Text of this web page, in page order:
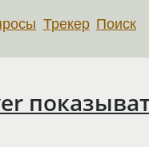
Трекер Поиск